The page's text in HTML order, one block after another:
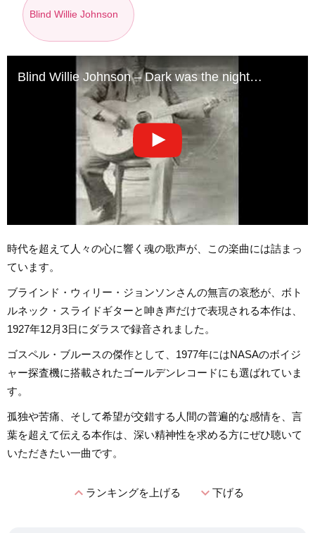
Blind Willie Johnson
Blind Willie Johnson – Dark was the night…
時代を超えて人々の心に響く魂の歌声が、この楽曲には詰まっ
ています。
ブラインド・ウィリー・ジョンソンさんの無言の哀愁が、ボト
ルネック・スライドギターと呻き声だけで表現される本作は、
1927年12月3日にダラスで録音されました。
ゴスペル・ブルースの傑作として、1977年にはNASAのボイジ
ャー探査機に搭載されたゴールデンレコードにも選ばれていま
す。
孤独や苦痛、そして希望が交錯する人間の普遍的な感情を、言
葉を超えて伝える本作は、深い精神性を求める方にぜひ聴いて
いただきたい一曲です。
expand_lessランキングを上げる expand_more下げる